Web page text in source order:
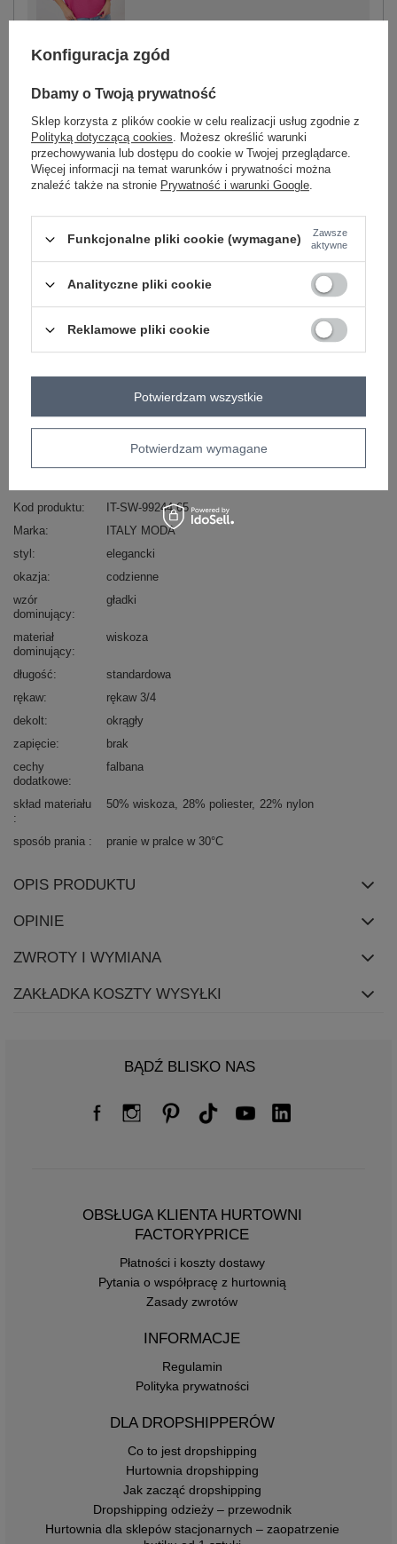
fuksjowy
różowy
One size 5906694102103 - +
Zobacz wszystkie kolory (+5)
ZALOGUJ SIĘ I ZOBACZ CENĘ
+48 601 547 740 Zadaj pytanie
sposób prania : pranie w pralce w 30°C
Kod produktu
IT-SW-99244.65
Marka
ITALY MODA
styl
elegancki
okazja
codzienne
wzór
dominujący
gładki
materiał
dominujący
wiskoza
długość
standardowa
rękaw
rękaw 3/4
dekolt
okrągły
zapięcie
brak
cechy
dodatkowe
falbana
skład materiału 50% wiskoza 28% poliester 22% nylon
sposób prania pranie w pralce w 30°C
OPIS PRODUKTU
OPINIE
ZWROTY I WYMIANA
ZAKŁADKA KOSZTY WYSYŁKI
BĄDŹ BLISKO NAS
OBSŁUGA KLIENTA HURTOWNI
FACTORYPRICE
Płatności i koszty dostawy
Pytania o współpracę z hurtownią
Zasady zwrotów
INFORMACJE
Regulamin
Polityka prywatności
DLA DROPSHIPPERÓW
Co to jest dropshipping
Hurtownia dropshipping
Jak zacząć dropshipping
Dropshipping odzieży – przewodnik
Hurtownia dla sklepów stacjonarnych – zaopatrzenie
Konfiguracja zgód
Dbamy o Twoją prywatność
Sklep korzysta z plików cookie w celu realizacji usług zgodnie z
Polityką dotyczącą cookies. Możesz określić warunki
przechowywania lub dostępu do cookie w Twojej przeglądarce.
Więcej informacji na temat warunków i prywatności można
znaleźć także na stronie Prywatność i warunki Google.
Funkcjonalne pliki cookie (wymagane)
Zawsze
aktywne
Analityczne pliki cookie
Reklamowe pliki cookie
Potwierdzam wymagane
Potwierdzam wszystkie